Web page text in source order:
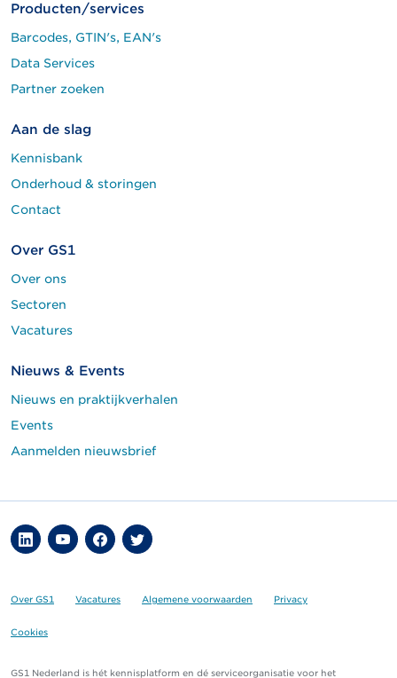
Producten/services
Barcodes, GTIN's, EAN's
Data Services
Partner zoeken
Aan de slag
Kennisbank
Onderhoud & storingen
Contact
Over GS1
Over ons
Sectoren
Vacatures
Nieuws & Events
Nieuws en praktijkverhalen
Events
Aanmelden nieuwsbrief
Over GS1 Vacatures Algemene voorwaarden Privacy
Cookies
GS1 Nederland is hét kennisplatform en dé serviceorganisatie voor het